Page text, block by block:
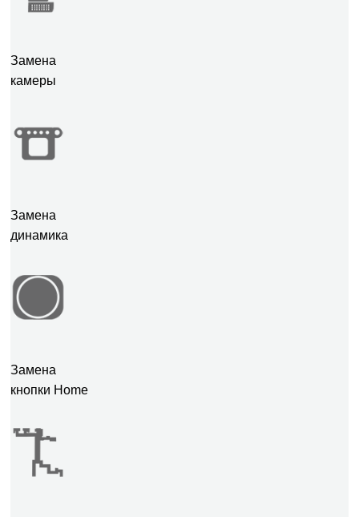
Замена
камеры
Замена
динамика
Замена
кнопки Home